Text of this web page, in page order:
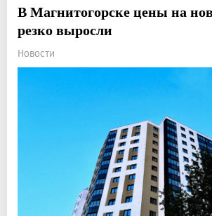
В Магнитогорске цены на
резко выросли
Новости